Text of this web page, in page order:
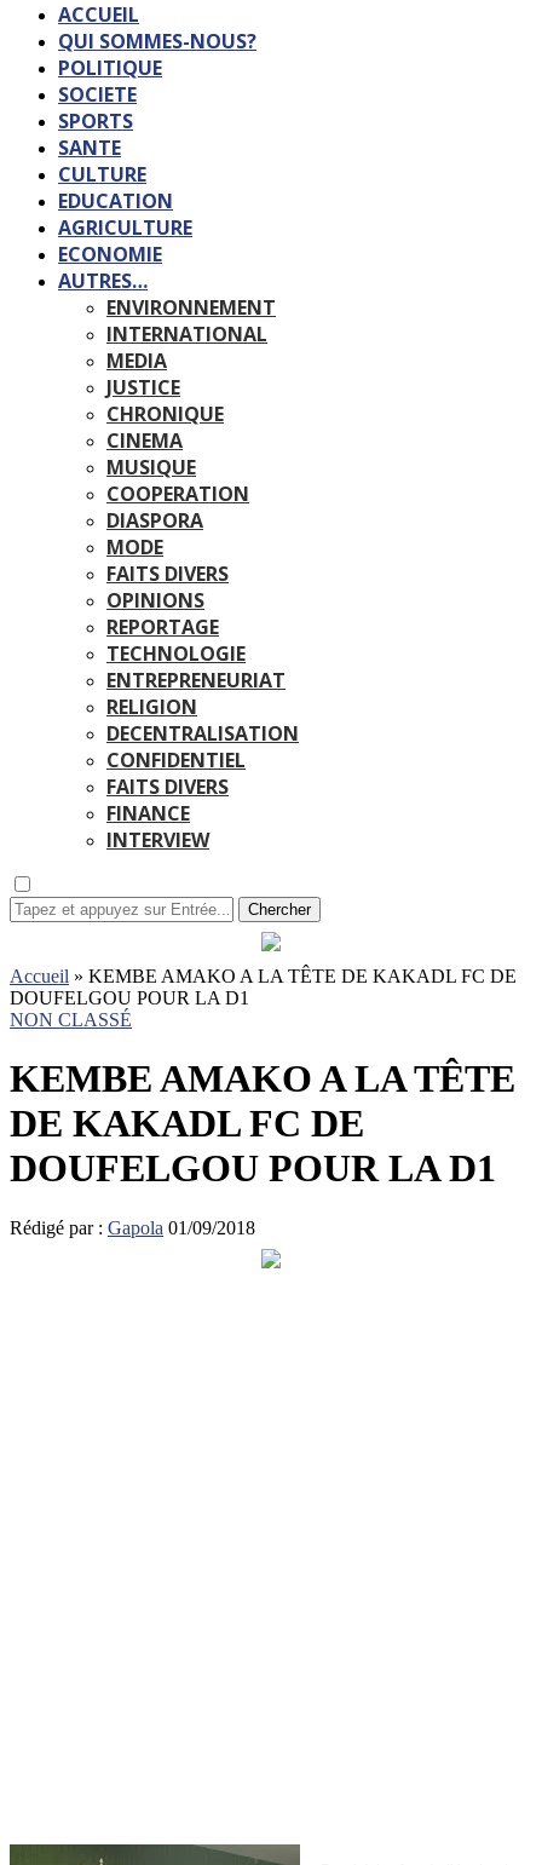
ACCUEIL
QUI SOMMES-NOUS?
POLITIQUE
SOCIETE
SPORTS
SANTE
CULTURE
EDUCATION
AGRICULTURE
ECONOMIE
AUTRES…
ENVIRONNEMENT
INTERNATIONAL
MEDIA
JUSTICE
CHRONIQUE
CINEMA
MUSIQUE
COOPERATION
DIASPORA
MODE
FAITS DIVERS
OPINIONS
REPORTAGE
TECHNOLOGIE
ENTREPRENEURIAT
RELIGION
DECENTRALISATION
CONFIDENTIEL
FAITS DIVERS
FINANCE
INTERVIEW
Chercher
Accueil » KEMBE AMAKO A LA TÊTE DE KAKADL FC DE
DOUFELGOU POUR LA D1
NON CLASSÉ
KEMBE AMAKO A LA TÊTE
DE KAKADL FC DE
DOUFELGOU POUR LA D1
Rédigé par : Gapola 01/09/2018